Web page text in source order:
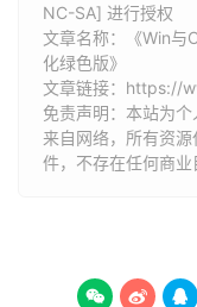
NC-SA] 进行授权
文章名称：《Win与
化绿色版》
文章链接： https://
免责声明：本站为
来自网络，所有资
件，不存在任何商业
  